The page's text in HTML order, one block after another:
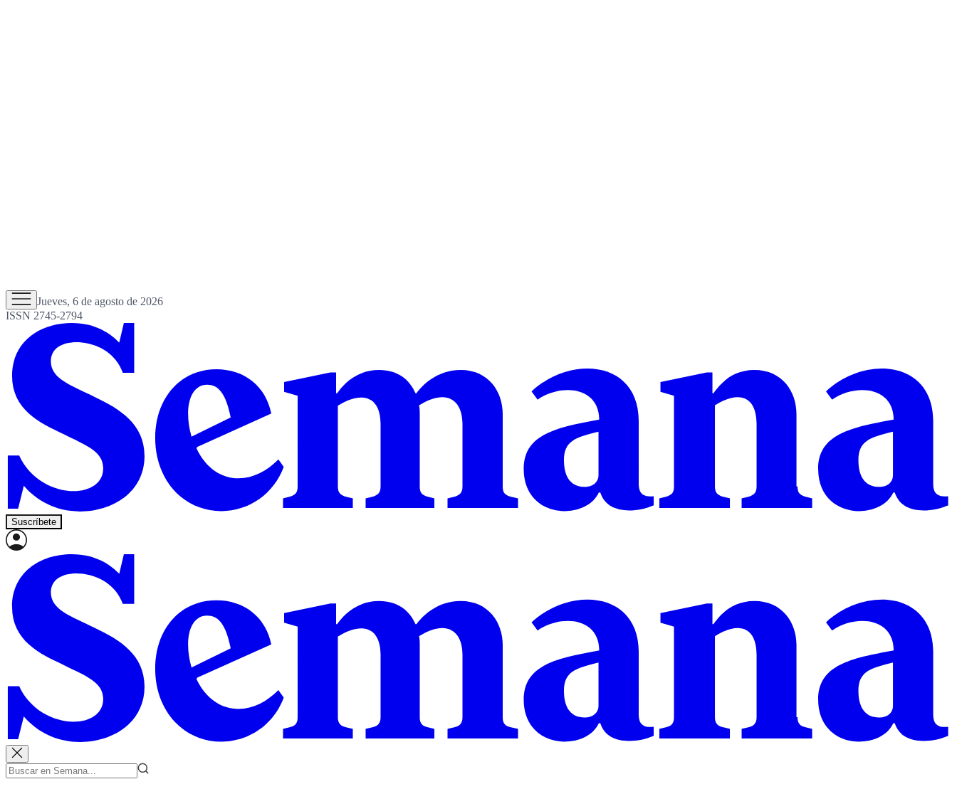
Jueves, 6 de agosto de 2026
ISSN 2745-2794
Suscríbete